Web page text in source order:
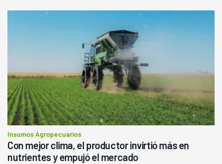
Insumos Agropecuarios
Con mejor clima, el productor invirtió más en
nutrientes y empujó el mercado